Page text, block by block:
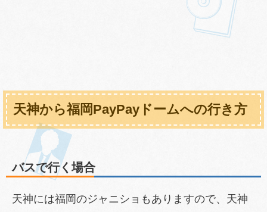
天神から福岡PayPayドームへの行き方
バスで行く場合
天神には福岡のジャニショもありますので、天神